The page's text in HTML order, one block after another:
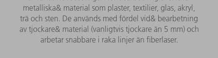
metalliska& material som plaster, textilier, glas, akryl,
trä och sten. De används med fördel vid& bearbetning
av tjockare& material (vanligtvis tjockare än 5 mm) och
arbetar snabbare i raka linjer än fiberlaser.